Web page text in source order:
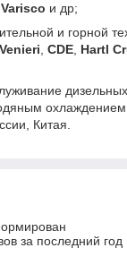
и др;
и горной
Venieri, CDE, Hartl
охлаждением
Китая.
за последний год